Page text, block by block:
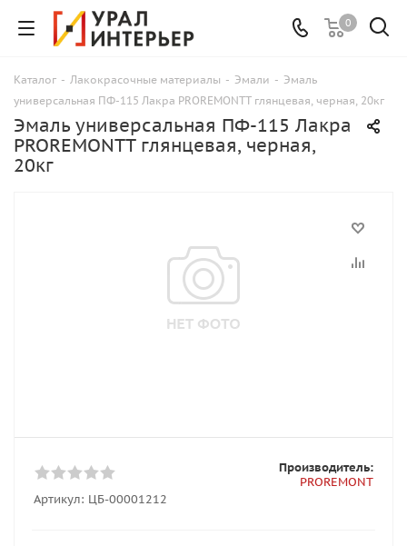
0
Каталог - Лакокрасочные материалы - Эмали - Эмаль
универсальная ПФ-115 Лакра PROREMONTT глянцевая, черная, 20кг
Эмаль универсальная ПФ-115 Лакра
PROREMONTT глянцевая, черная,
20кг
Артикул: ЦБ-00001212
Производитель:
PROREMONT